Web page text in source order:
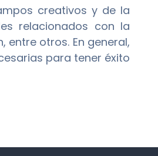
creativos y de la
relacionados con la
otros. En general,
para tener éxito